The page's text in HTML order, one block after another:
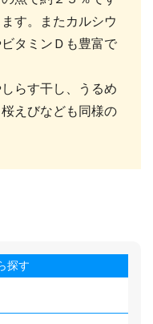
す。またカルシウ
タミンＤも豊富で
らす干し、うるめ
えびなども同様の
探す